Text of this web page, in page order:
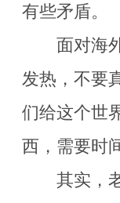
有些矛盾。
面对海外
发热，不要
们给这个世
西，需要时
其实，老